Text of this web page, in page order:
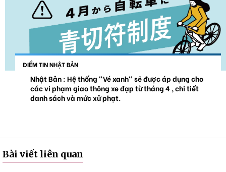
ĐIỂM TIN NHẬT BẢN
Nhật Bản : Hệ thống "Vé xanh" sẽ được áp dụng cho
các vi phạm giao thông xe đạp từ tháng 4 , chi tiết
danh sách và mức xử phạt.
Bài viết liên quan